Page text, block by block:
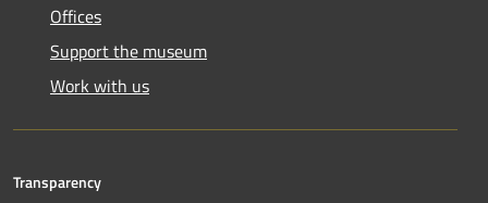
Offices
Support the museum
Work with us
Transparency